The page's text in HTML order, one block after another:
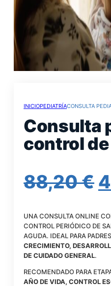
INICIOPEDIATRÍACONSULTA
Consulta
control
88,20€
UNA CONSULTA ONLINE
CONTROL PERIÓDICO DE
AGUDA. IDEAL PARA
CRECIMIENTO,
DE CUIDADO GENERAL.
RECOMENDADO PARA
AÑO DE VIDA, CONTROL